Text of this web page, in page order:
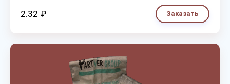
2.32 ₽ Заказать